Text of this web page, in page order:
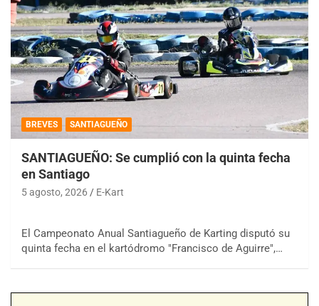
BREVES SANTIAGUEÑO
SANTIAGUEÑO: Se cumplió con la quinta fecha
en Santiago
5 agosto, 2026 E-Kart
El Campeonato Anual Santiagueño de Karting disputó su
quinta fecha en el kartódromo "Francisco de Aguirre",…